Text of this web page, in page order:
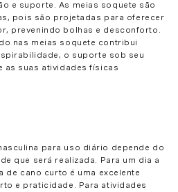
e suporte. As meias soquete são
pois são projetadas para oferecer
prevenindo bolhas e desconforto.
nas meias soquete contribui
o suporte sob seu
as suas atividades físicas
para uso diário depende do
que será realizada. Para um dia a
de cano curto é uma excelente
e praticidade. Para atividades